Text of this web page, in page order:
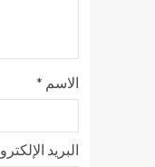
الاسم *
البريد